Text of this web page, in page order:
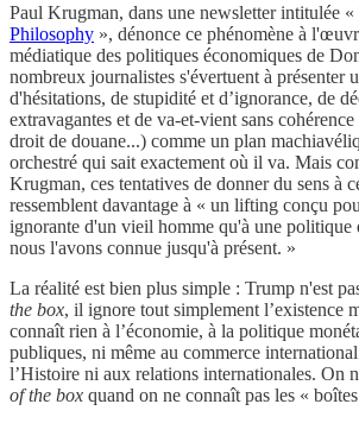
Paul Krugman, dans une newsletter intitulée «
Philosophy », dénonce ce phénomène à
médiatique des politiques économiques de
nombreux journalistes s'évertuent à présenter
d'hésitations, de stupidité et d’ignorance, de
extravagantes et de va-et-vient sans
droit de douane...) comme un plan
orchestré qui sait exactement où il va. Mais
Krugman, ces tentatives de donner du sens à
ressemblent davantage à « un lifting conçu
ignorante d'un vieil homme qu'à une politique
nous l'avons connue jusqu'à présent. »
La réalité est bien plus simple : Trump n'est
the box, il ignore tout simplement l’existence
connaît rien à l’économie, à la politique
publiques, ni même au commerce
l’Histoire ni aux relations internationales. On
of the box quand on ne connaît pas les «